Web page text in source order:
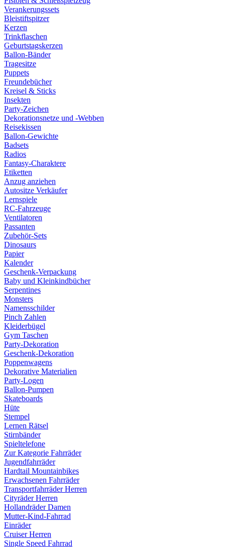
Verankerungssets
Bleistiftspitzer
Kerzen
Trinkflaschen
Geburtstagskerzen
Ballon-Bänder
Tragesitze
Puppets
Freundebücher
Kreisel & Sticks
Insekten
Party-Zeichen
Dekorationsnetze und -Webben
Reisekissen
Ballon-Gewichte
Badsets
Radios
Fantasy-Charaktere
Etiketten
Anzug anziehen
Autositze Verkäufer
Lernspiele
RC-Fahrzeuge
Ventilatoren
Passanten
Zubehör-Sets
Dinosaurs
Papier
Kalender
Geschenk-Verpackung
Baby und Kleinkindbücher
Serpentines
Monsters
Namensschilder
Pinch Zahlen
Kleiderbügel
Gym Taschen
Party-Dekoration
Geschenk-Dekoration
Poppenwagens
Dekorative Materialien
Party-Logen
Ballon-Pumpen
Skateboards
Hüte
Stempel
Lernen Rätsel
Stirnbänder
Spieltelefone
Zur Kategorie Fahrräder
Jugendfahrräder
Hardtail Mountainbikes
Erwachsenen Fahrräder
Transportfahrräder Herren
Cityräder Herren
Hollandräder Damen
Mutter-Kind-Fahrrad
Einräder
Cruiser Herren
Single Speed Fahrrad